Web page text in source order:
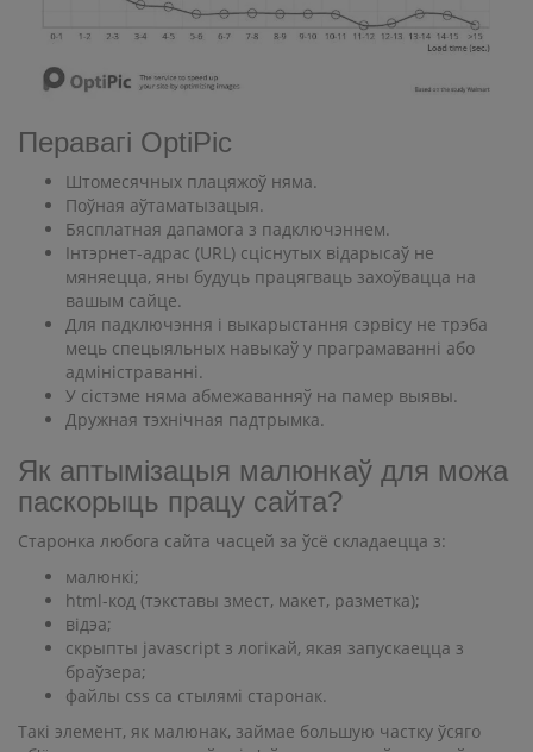
Перавагі OptiPic
Штомесячных плацяжоў няма.
Поўная аўтаматызацыя.
Бясплатная дапамога з падключэннем.
Інтэрнет-адрас (URL) сціснутых відарысаў не
мяняецца, яны будуць працягваць захоўвацца на
вашым сайце.
Для падключэння і выкарыстання сэрвісу не трэба
мець спецыяльных навыкаў у праграмаванні або
адміністраванні.
У сістэме няма абмежаванняў на памер выявы.
Дружная тэхнічная падтрымка.
Як аптымізацыя малюнкаў для можа
паскорыць працу сайта?
Старонка любога сайта часцей за ўсё складаецца з:
малюнкі;
html-код (тэкставы змест, макет, разметка);
відэа;
скрыпты javascript з логікай, якая запускаецца з
браўзера;
файлы css са стылямі старонак.
Такі элемент, як малюнак, займае большую частку ўсяго